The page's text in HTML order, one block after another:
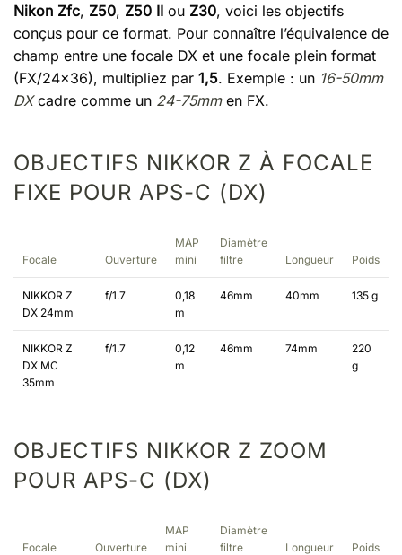
Nikon Zfc, Z50, Z50 II ou Z30, voici les objectifs
conçus pour ce format. Pour connaître l’équivalence de
champ entre une focale DX et une focale plein format
(FX/24x36), multipliez par 1,5. Exemple : un 16-50mm
DXcadre comme un 24-75mmen FX.
OBJECTIFS NIKKOR Z À FOCALE
FIXE POUR APS-C (DX)
Focale Ouverture
MAP
mini
Diamètre
filtre
Longueur Poids
NIKKOR Z
DX 24mm
f/1.7
0,18
m
46mm 40mm 135 g
NIKKOR Z
DX MC
35mm
f/1.7
0,12
m
46mm 74mm
220
g
OBJECTIFS NIKKOR Z ZOOM
POUR APS-C (DX)
Focale Ouverture
MAP
mini
Diamètre
filtre
Longueur Poids